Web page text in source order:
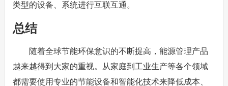
类型的设备、系统进行互联互通。
总结
随着全球节能环保意识的不断提高，能源管理产品
越来越得到大家的重视。从家庭到工业生产等各个领域
都需要使用专业的节能设备和智能化技术来降低成本、